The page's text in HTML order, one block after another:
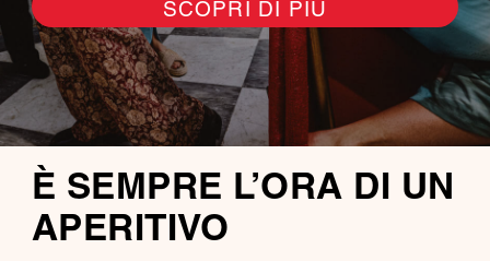
SCOPRI DI PIÙ
È SEMPRE L’ORA DI UN
APERITIVO